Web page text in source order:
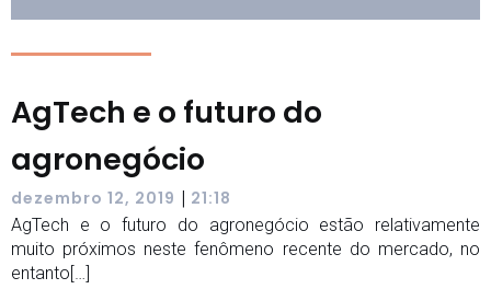
AgTech e o futuro do
agronegócio
dezembro 12, 2019 | 21:18
AgTech e o futuro do agronegócio estão relativamente
muito próximos neste fenômeno recente do mercado, no
entanto[…]